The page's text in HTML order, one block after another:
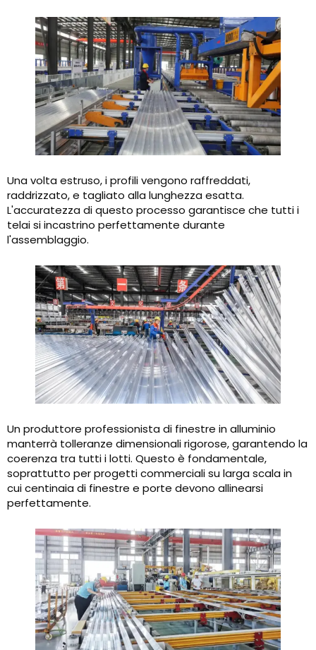
Una volta estruso, i profili vengono raffreddati,
raddrizzato, e tagliato alla lunghezza esatta.
L'accuratezza di questo processo garantisce che tutti i
telai si incastrino perfettamente durante
l'assemblaggio.
Un produttore professionista di finestre in alluminio
manterrà tolleranze dimensionali rigorose, garantendo la
coerenza tra tutti i lotti. Questo è fondamentale,
soprattutto per progetti commerciali su larga scala in
cui centinaia di finestre e porte devono allinearsi
perfettamente.